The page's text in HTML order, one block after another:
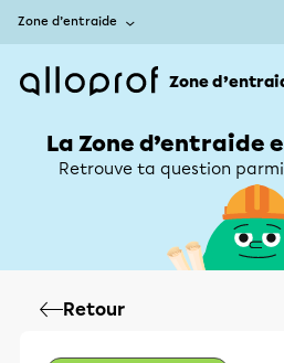
Zone d’entraide
Zone
La Zone d’entraide
Retrouve ta question
Retour